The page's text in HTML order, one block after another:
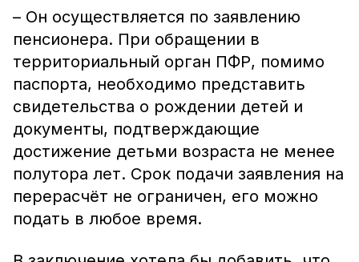
– Он осуществляется по заявлению
пенсионера. При обращении в
территориальный орган ПФР, помимо
паспорта, необходимо представить
свидетельства о рождении детей и
документы, подтверждающие
достижение детьми возраста не менее
полутора лет. Срок подачи заявления на
перерасчёт не ограничен, его можно
подать в любое время.